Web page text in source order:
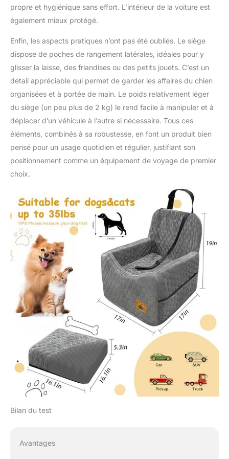
propre et hygiénique sans effort. L’intérieur de la voiture est
également mieux protégé.
Enfin, les aspects pratiques n’ont pas été oubliés. Le siège
dispose de poches de rangement latérales, idéales pour y
glisser la laisse, des friandises ou des petits jouets. C’est un
détail appréciable qui permet de garder les affaires du chien
organisées et à portée de main. Le poids relativement léger
du siège (un peu plus de 2 kg) le rend facile à manipuler et à
déplacer d’un véhicule à l’autre si nécessaire. Tous ces
éléments, combinés à sa robustesse, en font un produit bien
pensé pour un usage quotidien et régulier, justifiant son
positionnement comme un équipement de voyage de premier
choix.
Bilan du test
Avantages